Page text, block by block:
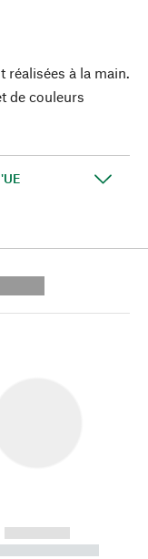
réalisées à la main.
de couleurs
------------
-----------